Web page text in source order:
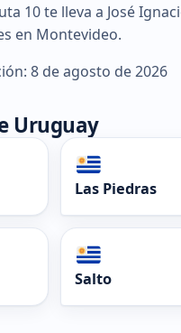
10 te lleva a José
en Montevideo.
8 de agosto de 2026
Uruguay
Las Piedras
Salto